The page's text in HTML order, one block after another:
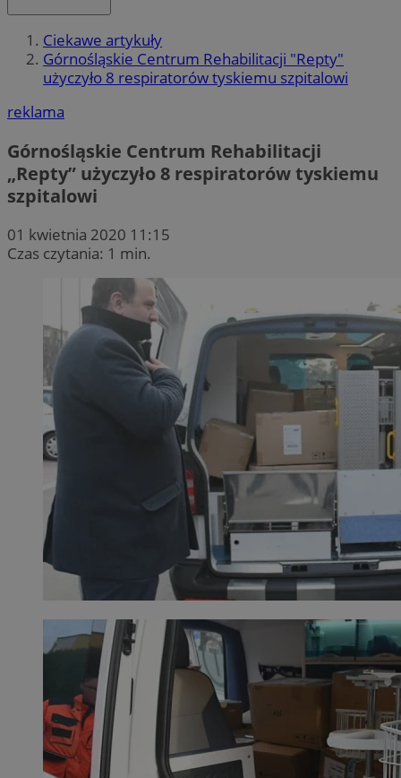
Ciekawe artykuły
Górnośląskie Centrum Rehabilitacji "Repty"
użyczyło 8 respiratorów tyskiemu szpitalowi
reklama
Górnośląskie Centrum Rehabilitacji
„Repty” użyczyło 8 respiratorów tyskiemu
szpitalowi
01 kwietnia 2020 11:15
Czas czytania: 1 min.